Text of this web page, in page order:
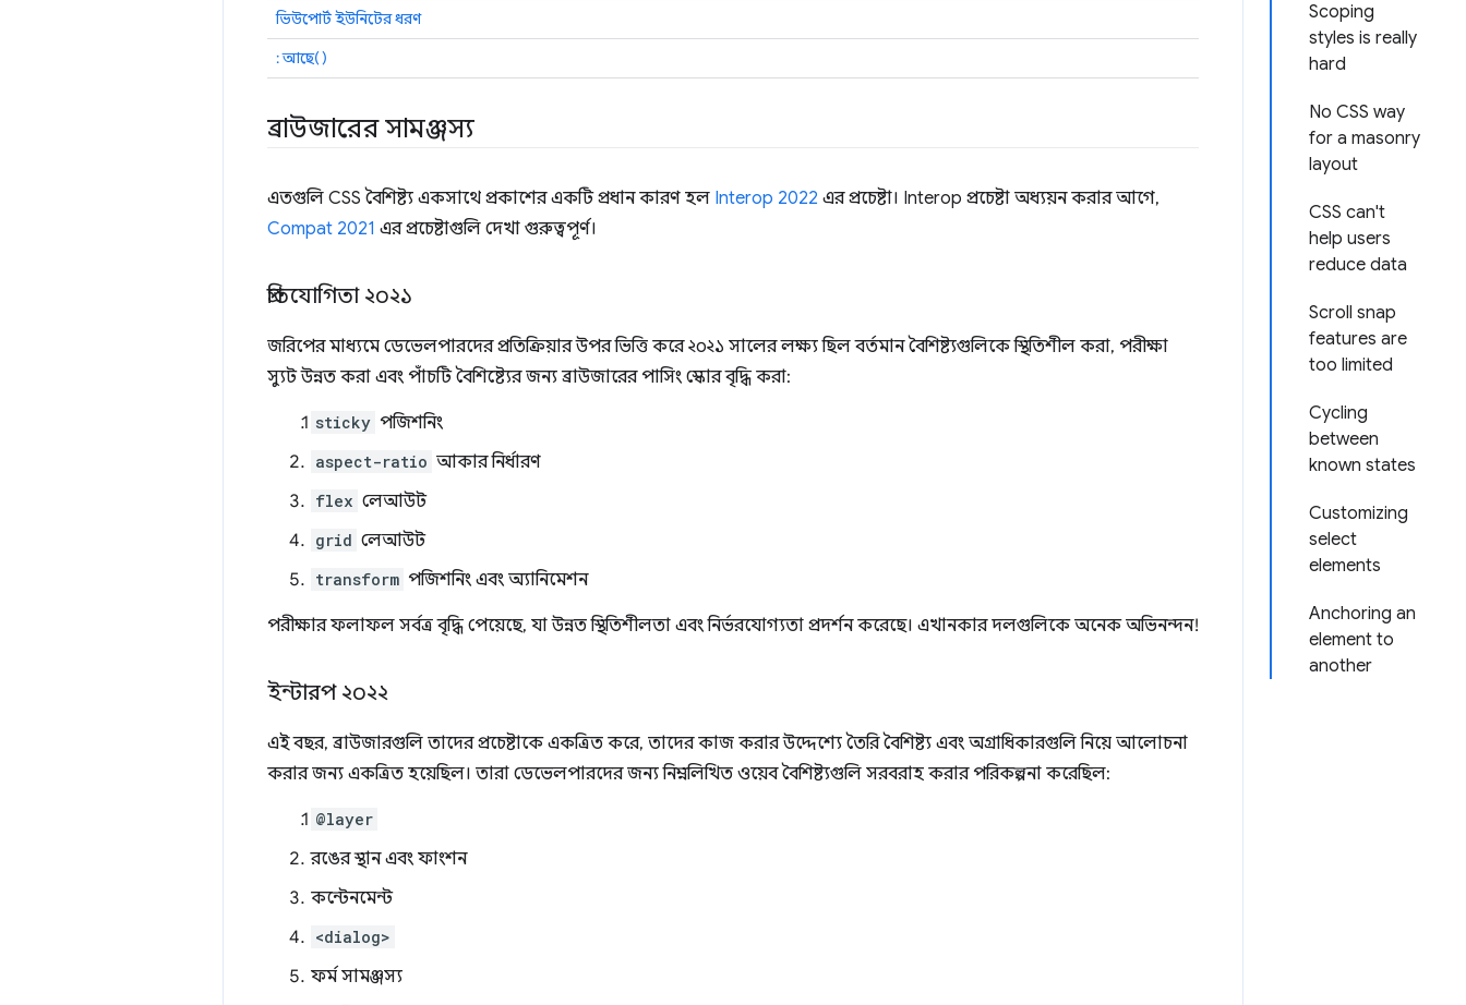
Scoping
styles is really
hard
No CSS way
for a masonry
layout
CSS can't
help users
reduce data
Scroll snap
features are
too limited
Cycling
between
known states
Customizing
select
elements
Anchoring an
element to
another
ভিউপোর্ট ইউনিটের ধরণ
: আছে()
ব্রাউজারের সামঞ্জস্য
এতগুলি CSS বৈশিষ্ট্য একসাথে প্রকাশের একটি প্রধান কারণ হল Interop 2022 এর প্রচেষ্টা। Interop প্রচেষ্টা অধ্যয়ন করার আগে,
Compat 2021 এর প্রচেষ্টাগুলি দেখা গুরুত্বপূর্ণ।
প্রতিযোগিতা ২০২১
জরিপের মাধ্যমে ডেভেলপারদের প্রতিক্রিয়ার উপর ভিত্তি করে ২০২১ সালের লক্ষ্য ছিল বর্তমান বৈশিষ্ট্যগুলিকে স্থিতিশীল করা, পরীক্ষা
স্যুট উন্নত করা এবং পাঁচটি বৈশিষ্ট্যের জন্য ব্রাউজারের পাসিং স্কোর বৃদ্ধি করা:
sticky পজিশনিং
aspect-ratio আকার নির্ধারণ
flex লেআউট
grid লেআউট
transform পজিশনিং এবং অ্যানিমেশন
পরীক্ষার ফলাফল সর্বত্র বৃদ্ধি পেয়েছে, যা উন্নত স্থিতিশীলতা এবং নির্ভরযোগ্যতা প্রদর্শন করেছে। এখানকার দলগুলিকে অনেক অভিনন্দন!
ইন্টারপ ২০২২
এই বছর, ব্রাউজারগুলি তাদের প্রচেষ্টাকে একত্রিত করে, তাদের কাজ করার উদ্দেশ্যে তৈরি বৈশিষ্ট্য এবং অগ্রাধিকারগুলি নিয়ে আলোচনা
করার জন্য একত্রিত হয়েছিল। তারা ডেভেলপারদের জন্য নিম্নলিখিত ওয়েব বৈশিষ্ট্যগুলি সরবরাহ করার পরিকল্পনা করেছিল:
@layer
রঙের স্থান এবং ফাংশন
কন্টেনমেন্ট
<dialog>
ফর্ম সামঞ্জস্য